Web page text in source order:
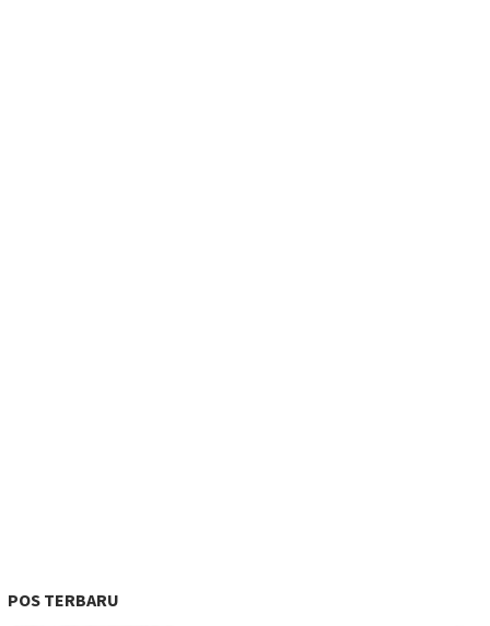
POS TERBARU